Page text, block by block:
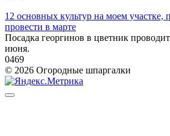
12 основных культур на моем участке,
провести в марте
Посадка георгинов в цветник
июня.
0469
© 2026 Огородные шпаргалки